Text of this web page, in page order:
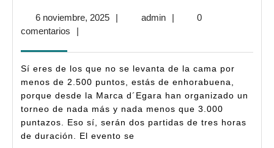
6 noviembre, 20256
| adminadmin
|
0
comentarios
|
Sí eres de los que no se levanta de la cama por
menos de 2.500 puntos, estás de enhorabuena,
porque desde la Marca d´Egara han organizado un
torneo de nada más y nada menos que 3.000
puntazos. Eso sí, serán dos partidas de tres horas
de duración. El evento se